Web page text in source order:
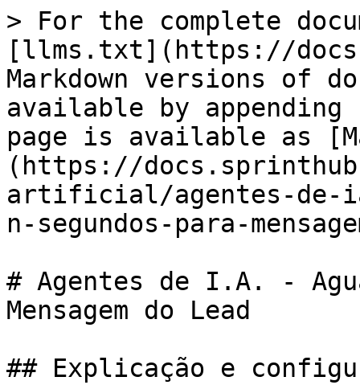
> For the complete
[llms.txt](https://
Markdown versions of
available by
page is available as
(https://
artificial/agentes-de-
n-segundos-para-
# Agentes de I.A. -
Mensagem do Lead
## Explicação e